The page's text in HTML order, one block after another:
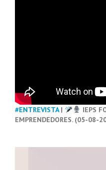
#ENTREVISTA|
IEPS
EMPRENDEDORES. (05-08-